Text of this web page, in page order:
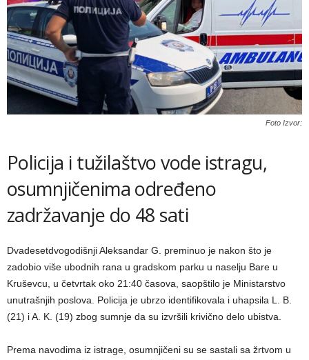
Foto Izvor:
Policija i tužilaštvo vode istragu,
osumnjičenima određeno
zadržavanje do 48 sati
Dvadesetdvogodišnji Aleksandar G. preminuo je nakon što je
zadobio više ubodnih rana u gradskom parku u naselju Bare u
Kruševcu, u četvrtak oko 21:40 časova, saopštilo je Ministarstvo
unutrašnjih poslova. Policija je ubrzo identifikovala i uhapsila L. B.
(21) i A. K. (19) zbog sumnje da su izvršili krivično delo ubistva.
Prema navodima iz istrage, osumnjičeni su se sastali sa žrtvom u